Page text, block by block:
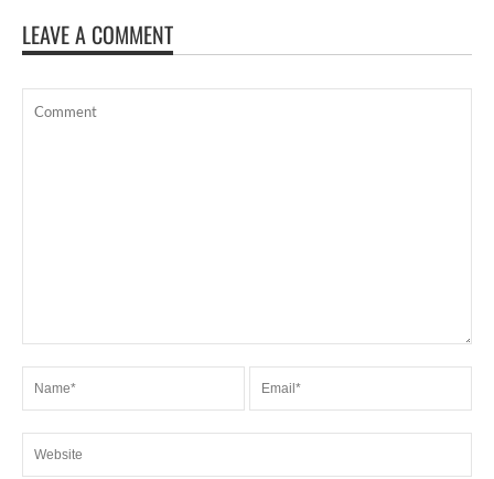
LEAVE A COMMENT